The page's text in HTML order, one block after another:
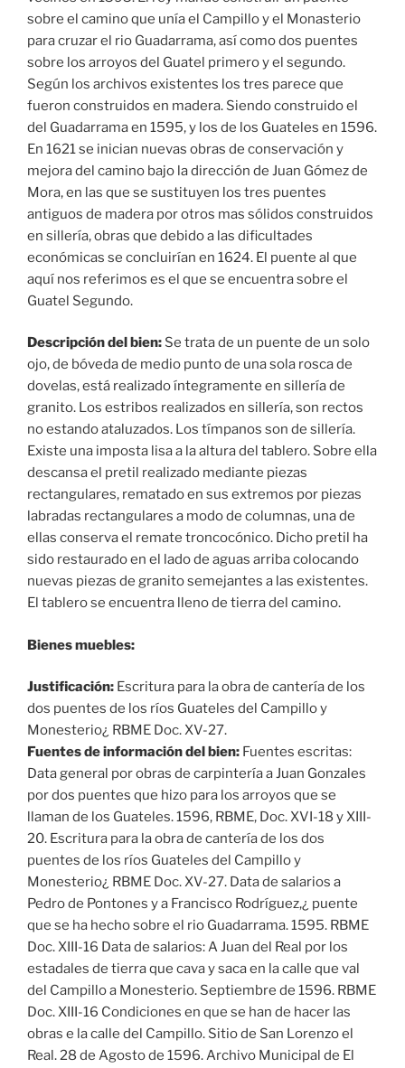
sobre el camino que unía el Campillo y el Monasterio
para cruzar el rio Guadarrama, así como dos puentes
sobre los arroyos del Guatel primero y el segundo.
Según los archivos existentes los tres parece que
fueron construidos en madera. Siendo construido el
del Guadarrama en 1595, y los de los Guateles en 1596.
En 1621 se inician nuevas obras de conservación y
mejora del camino bajo la dirección de Juan Gómez de
Mora, en las que se sustituyen los tres puentes
antiguos de madera por otros mas sólidos construidos
en sillería, obras que debido a las dificultades
económicas se concluirían en 1624. El puente al que
aquí nos referimos es el que se encuentra sobre el
Guatel Segundo.
Descripción del bien: Se trata de un puente de un solo
ojo, de bóveda de medio punto de una sola rosca de
dovelas, está realizado íntegramente en sillería de
granito. Los estribos realizados en sillería, son rectos
no estando ataluzados. Los tímpanos son de sillería.
Existe una imposta lisa a la altura del tablero. Sobre ella
descansa el pretil realizado mediante piezas
rectangulares, rematado en sus extremos por piezas
labradas rectangulares a modo de columnas, una de
ellas conserva el remate troncocónico. Dicho pretil ha
sido restaurado en el lado de aguas arriba colocando
nuevas piezas de granito semejantes a las existentes.
El tablero se encuentra lleno de tierra del camino.
Bienes muebles:
Justificación: Escritura para la obra de cantería de los
dos puentes de los ríos Guateles del Campillo y
Monesterio¿ RBME Doc. XV-27.
Fuentes de información del bien: Fuentes escritas:
Data general por obras de carpintería a Juan Gonzales
por dos puentes que hizo para los arroyos que se
llaman de los Guateles. 1596, RBME, Doc. XVI-18 y XIII-
20. Escritura para la obra de cantería de los dos
puentes de los ríos Guateles del Campillo y
Monesterio¿ RBME Doc. XV-27. Data de salarios a
Pedro de Pontones y a Francisco Rodríguez,¿ puente
que se ha hecho sobre el rio Guadarrama. 1595. RBME
Doc. XIII-16 Data de salarios: A Juan del Real por los
estadales de tierra que cava y saca en la calle que val
del Campillo a Monesterio. Septiembre de 1596. RBME
Doc. XIII-16 Condiciones en que se han de hacer las
obras e la calle del Campillo. Sitio de San Lorenzo el
Real. 28 de Agosto de 1596. Archivo Municipal de El